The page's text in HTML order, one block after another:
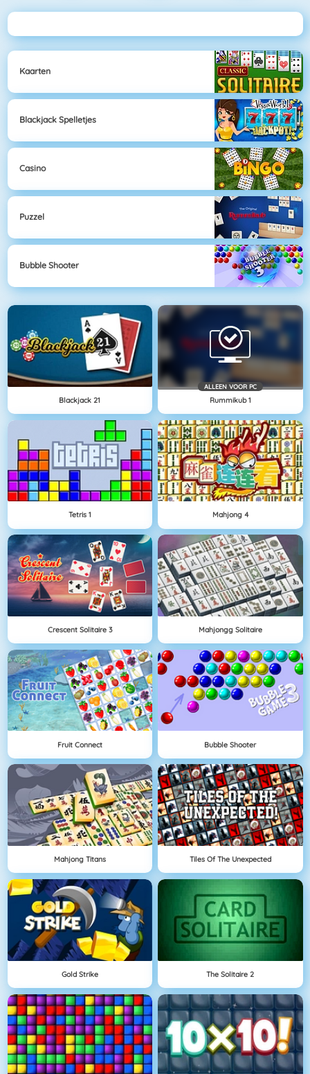
Kaarten
Blackjack Spelletjes
Casino
Puzzel
Bubble Shooter
Blackjack 21
ALLEEN VOOR PC
Rummikub 1
Tetris 1 Mahjong 4
Crescent Solitaire 3 Mahjongg Solitaire
Fruit Connect Bubble Shooter
Mahjong Titans Tiles Of The Unexpected
Gold Strike The Solitaire 2